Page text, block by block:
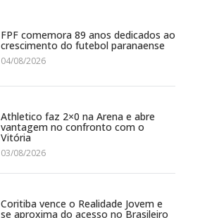
FPF comemora 89 anos dedicados ao
crescimento do futebol paranaense
04/08/2026
Athletico faz 2×0 na Arena e abre
vantagem no confronto com o
Vitória
03/08/2026
Coritiba vence o Realidade Jovem e
se aproxima do acesso no Brasileiro